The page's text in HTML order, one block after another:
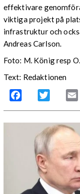
effektivare
viktiga projekt på
infrastruktur och
Andreas Carlson.
Foto: M. König resp
Text: Redaktionen
Facebook Twitter